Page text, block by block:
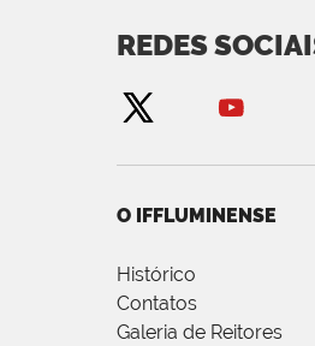
REDES
O IFFLUMINENSE
Histórico
Contatos
Galeria de Reitores